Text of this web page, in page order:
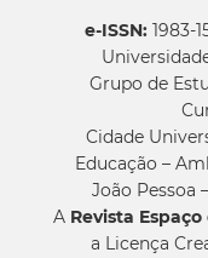
e-ISSN:1983-
Grupo de
Cidade
Educação –
João Pessoa
A Revista
a Licença